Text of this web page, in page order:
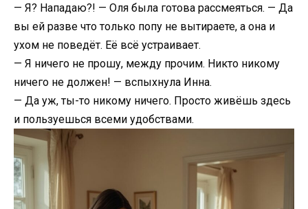
— Я? Нападаю?! — Оля была готова рассмеяться. — Да
вы ей разве что только попу не вытираете, а она и
ухом не поведёт. Её всё устраивает.
— Я ничего не прошу, между прочим. Никто никому
ничего не должен! — вспыхнула Инна.
— Да уж, ты-то никому ничего. Просто живёшь здесь
и пользуешься всеми удобствами.